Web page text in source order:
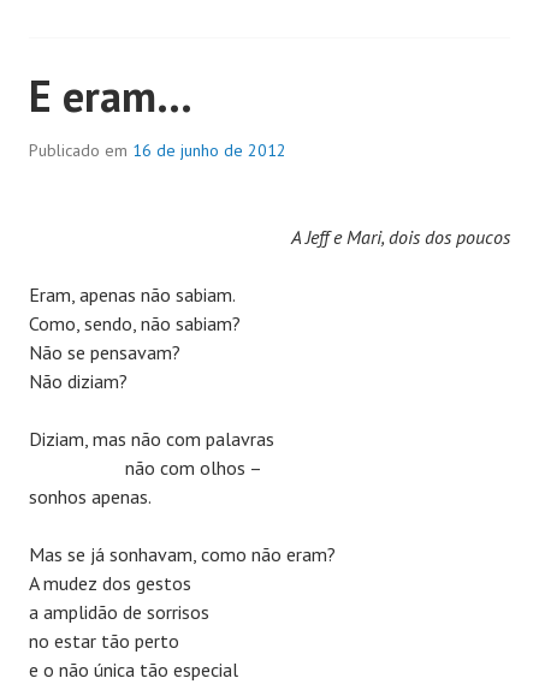
E eram…
Publicado em 16 de junho de 2012
A Jeff e Mari, dois dos poucos
Eram, apenas não sabiam.
Como, sendo, não sabiam?
Não se pensavam?
Não diziam?
Diziam, mas não com palavras
não com olhos –
sonhos apenas.
Mas se já sonhavam, como não eram?
A mudez dos gestos
a amplidão de sorrisos
no estar tão perto
e o não única tão especial